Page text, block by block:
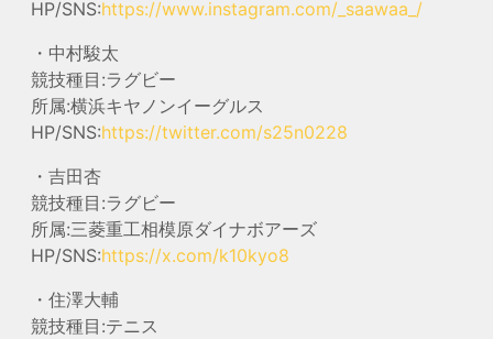
HP/SNS:https://www.instagram.com/_saawaa_/
・中村駿太
競技種目:ラグビー
所属:横浜キヤノンイーグルス
HP/SNS:https://twitter.com/s25n0228
・吉田杏
競技種目:ラグビー
所属:三菱重工相模原ダイナボアーズ
HP/SNS:https://x.com/k10kyo8
・住澤大輔
競技種目:テニス